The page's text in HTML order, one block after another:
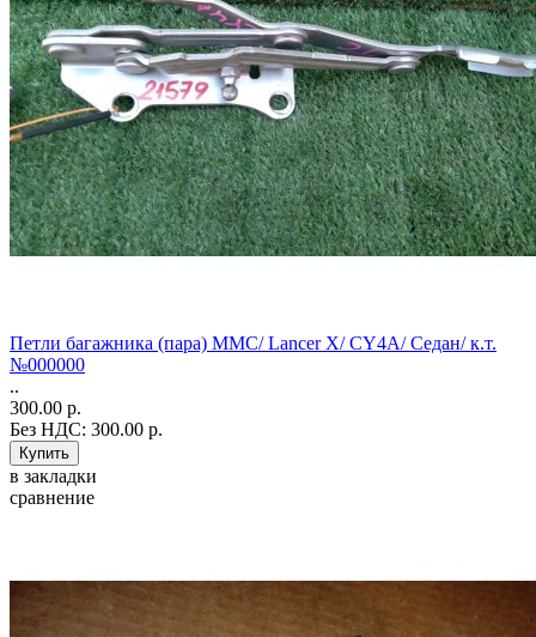
Петли багажника (пара) MMC/ Lancer X/ CY4A/ Седан/ к.т.
№000000
..
300.00 р.
Без НДС: 300.00 р.
в закладки
сравнение